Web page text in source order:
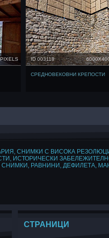
ID 003118
СРЕДНОВЕКОВНИ КРЕПОСТИ
, СНИМКИ С ВИСОКА
, ИСТОРИЧЕСКИ
СНИМКИ , РАВНИНИ , ДЕФИЛЕТА,
СТРАНИЦИ